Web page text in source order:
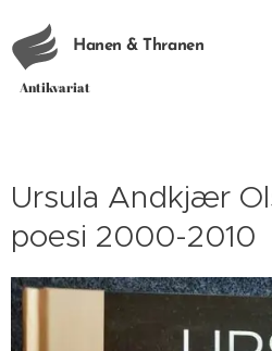
Hanen & Thranen
Antikvariat
Ursula Andkjær
poesi 2000-2010